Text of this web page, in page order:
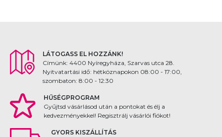
LÁTOGASS EL HOZZÁNK!
Címünk: 4400 Nyíregyháza, Szarvas utca 28.
Nyitvatartási idő: hétköznapokon 08:00 - 17:00,
szombaton: 8:00 - 12:30
HŰSÉGPROGRAM
Gyűjtsd vásárlásod után a pontokat és élj a
kedvezményekkel! Regisztrálj vásárlói fiókot!
GYORS KISZÁLLÍTÁS